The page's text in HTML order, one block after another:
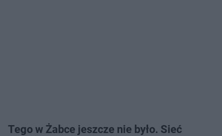
Tego w Żabce jeszcze nie było. Sieć